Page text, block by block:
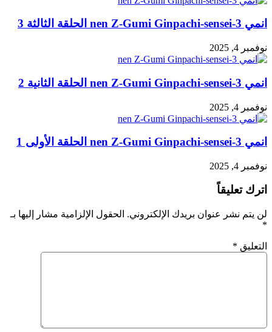
انمي 3-nen Z-Gumi Ginpachi-sensei الحلقة الثالثة 3
نوفمبر 4, 2025
انمي 3-nen Z-Gumi Ginpachi-sensei الحلقة الثانية 2
نوفمبر 4, 2025
انمي 3-nen Z-Gumi Ginpachi-sensei الحلقة الأولى 1
نوفمبر 4, 2025
اترك تعليقاً
لن يتم نشر عنوان بريدك الإلكتروني. الحقول الإلزامية مشار إليها بـ
*
التعليق *